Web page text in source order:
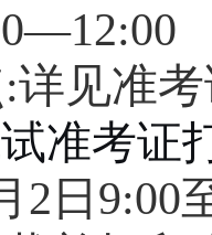
详见准
准考证
2日9:00